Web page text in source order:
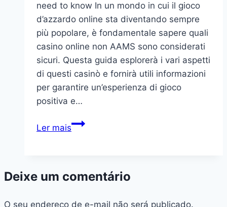
need to know In un mondo in cui il gioco
d’azzardo online sta diventando sempre
più popolare, è fondamentale sapere quali
casino online non AAMS sono considerati
sicuri. Questa guida esplorerà i vari aspetti
di questi casinò e fornirà utili informazioni
per garantire un’esperienza di gioco
positiva e…
Ler maisCasino
sicuri:
you
Deixe um comentário
O seu endereço de e-mail não será publicado.